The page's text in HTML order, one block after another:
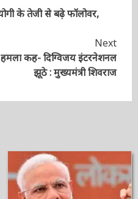
के तेजी से बढ़े फॉलोवर,
Next
कह- दिग्विजय इंटरनेशनल